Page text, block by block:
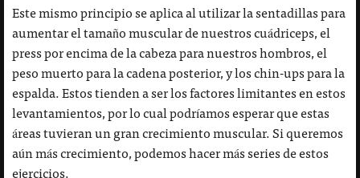
Este mismo principio se aplica al utilizar la sentadillas para
aumentar el tamaño muscular de nuestros cuádriceps, el
press por encima de la cabeza para nuestros hombros, el
peso muerto para la cadena posterior, y los chin-ups para la
espalda. Estos tienden a ser los factores limitantes en estos
levantamientos, por lo cual podríamos esperar que estas
áreas tuvieran un gran crecimiento muscular. Si queremos
aún más crecimiento, podemos hacer más series de estos
ejercicios.